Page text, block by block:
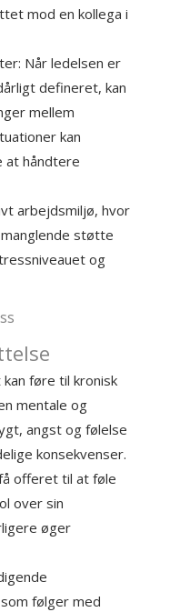
mod en kollega i
Når ledelsen er
defineret, kan
mellem
kan
at håndtere
arbejdsmiljø, hvor
støtte
og
føre til kronisk
mentale og
angst og følelse
konsekvenser.
offeret til at føle
over sin
øger
følger med